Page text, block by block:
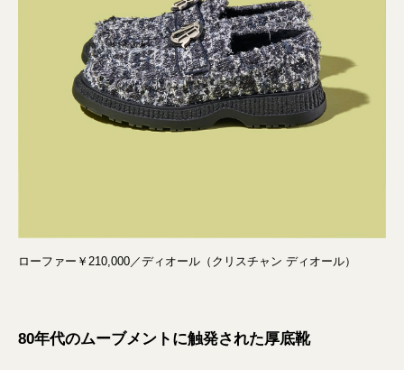
ローファー￥210,000／ディオール（クリスチャン ディオール）
80年代のムーブメントに触発された厚底靴